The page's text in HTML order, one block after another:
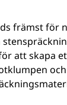
främst för
att skapa